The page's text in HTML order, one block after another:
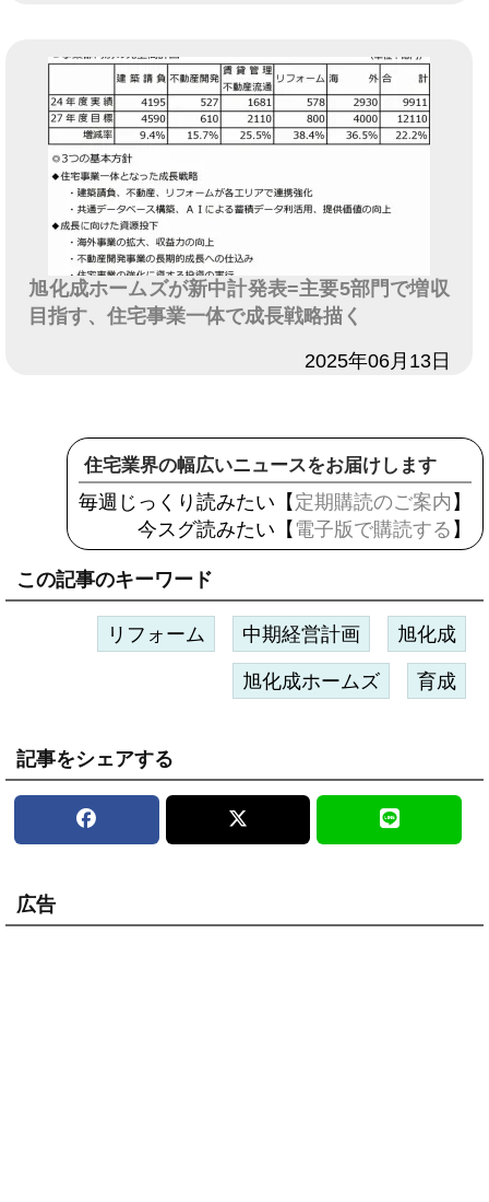
旭化成ホームズが新中計発表=主要5部門で増収
目指す、住宅事業一体で成長戦略描く
2025年06月13日
住宅業界の幅広いニュースをお届けします
毎週じっくり読みたい【 定期購読のご案内 】
今スグ読みたい【 電子版で購読する 】
この記事のキーワード
リフォーム 中期経営計画 旭化成
旭化成ホームズ 育成
記事をシェアする
広告